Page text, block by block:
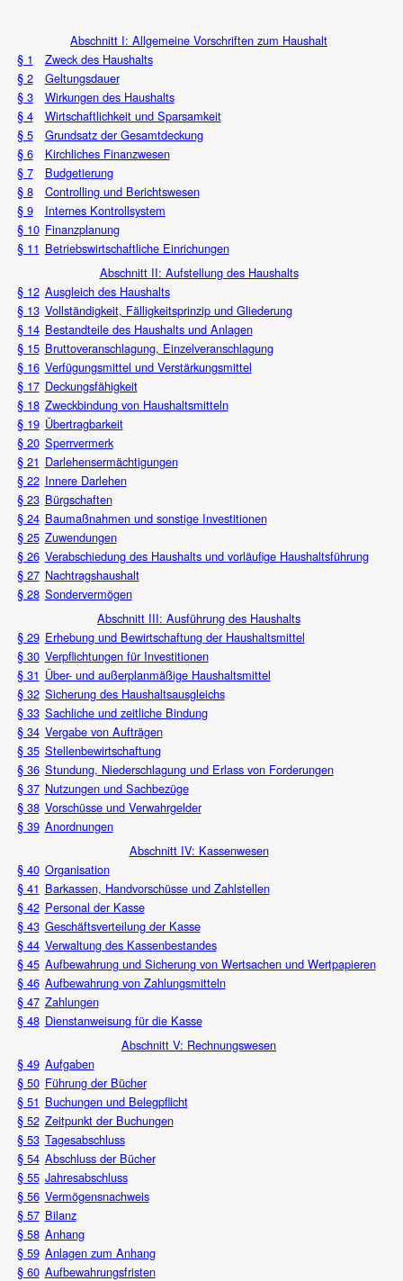
Abschnitt I: Allgemeine Vorschriften zum Haushalt
§ 1
Zweck des Haushalts
§ 2
Geltungsdauer
§ 3
Wirkungen des Haushalts
§ 4
Wirtschaftlichkeit und Sparsamkeit
§ 5
Grundsatz der Gesamtdeckung
§ 6
Kirchliches Finanzwesen
§ 7
Budgetierung
§ 8
Controlling und Berichtswesen
§ 9
Internes Kontrollsystem
§ 10 Finanzplanung
§ 11 Betriebswirtschaftliche Einrichungen
Abschnitt II: Aufstellung des Haushalts
§ 12 Ausgleich des Haushalts
§ 13 Vollständigkeit, Fälligkeitsprinzip und Gliederung
§ 14 Bestandteile des Haushalts und Anlagen
§ 15 Bruttoveranschlagung, Einzelveranschlagung
§ 16 Verfügungsmittel und Verstärkungsmittel
§ 17 Deckungsfähigkeit
§ 18 Zweckbindung von Haushaltsmitteln
§ 19 Übertragbarkeit
§ 20 Sperrvermerk
§ 21 Darlehensermächtigungen
§ 22 Innere Darlehen
§ 23 Bürgschaften
§ 24 Baumaßnahmen und sonstige Investitionen
§ 25 Zuwendungen
§ 26 Verabschiedung des Haushalts und vorläufige Haushaltsführung
§ 27 Nachtragshaushalt
§ 28 Sondervermögen
Abschnitt III: Ausführung des Haushalts
§ 29 Erhebung und Bewirtschaftung der Haushaltsmittel
§ 30 Verpflichtungen für Investitionen
§ 31 Über- und außerplanmäßige Haushaltsmittel
§ 32 Sicherung des Haushaltsausgleichs
§ 33 Sachliche und zeitliche Bindung
§ 34 Vergabe von Aufträgen
§ 35 Stellenbewirtschaftung
§ 36 Stundung, Niederschlagung und Erlass von Forderungen
§ 37 Nutzungen und Sachbezüge
§ 38 Vorschüsse und Verwahrgelder
§ 39 Anordnungen
Abschnitt IV: Kassenwesen
§ 40 Organisation
§ 41 Barkassen, Handvorschüsse und Zahlstellen
§ 42 Personal der Kasse
§ 43 Geschäftsverteilung der Kasse
§ 44 Verwaltung des Kassenbestandes
§ 45 Aufbewahrung und Sicherung von Wertsachen und Wertpapieren
§ 46 Aufbewahrung von Zahlungsmitteln
§ 47 Zahlungen
§ 48 Dienstanweisung für die Kasse
Abschnitt V: Rechnungswesen
§ 49 Aufgaben
§ 50 Führung der Bücher
§ 51 Buchungen und Belegpflicht
§ 52 Zeitpunkt der Buchungen
§ 53 Tagesabschluss
§ 54 Abschluss der Bücher
§ 55 Jahresabschluss
§ 56 Vermögensnachweis
§ 57 Bilanz
§ 58 Anhang
§ 59 Anlagen zum Anhang
§ 60 Aufbewahrungsfristen